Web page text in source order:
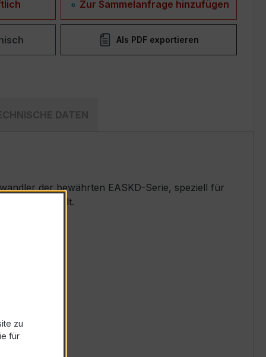
Zur Sammelanfrage hinzufügen
Als PDF exportieren
DATEN
der bewährten EASKD-Serie, speziell für
entwickelt.
zu
für